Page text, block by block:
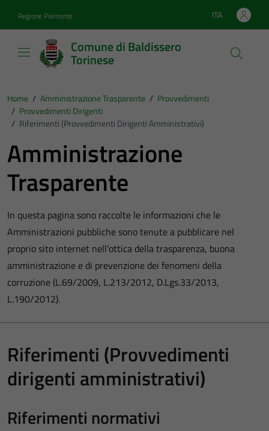
Regione Piemonte Lingua attiva:
ITA
Comune di Baldissero
Torinese
Home / Amministrazione Trasparente / Provvedimenti
/ Provvedimenti Dirigenti
/ Riferimenti (Provvedimenti Dirigenti Amministrativi)
Amministrazione
Trasparente
In questa pagina sono raccolte le informazioni che le
Amministrazioni pubbliche sono tenute a pubblicare nel
proprio sito internet nell’ottica della trasparenza, buona
amministrazione e di prevenzione dei fenomeni della
corruzione (L.69/2009, L.213/2012, D.Lgs.33/2013,
L.190/2012).
Riferimenti (Provvedimenti
dirigenti amministrativi)
Riferimenti normativi